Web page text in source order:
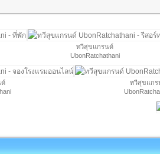
ทวีสุขแกรนด์
UbonRatchathani
ทวีสุขแกร